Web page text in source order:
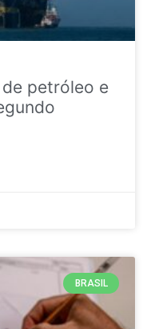
petróleo e
BRASIL